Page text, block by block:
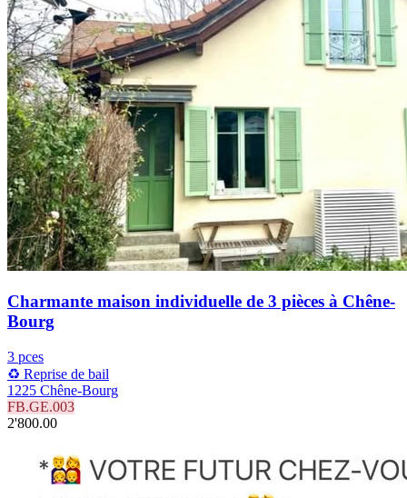
Charmante maison individuelle de 3 pièces à Chêne-
Bourg
3 pces
♻️ Reprise de bail
1225 Chêne-Bourg
FB.GE.003
2'800.00